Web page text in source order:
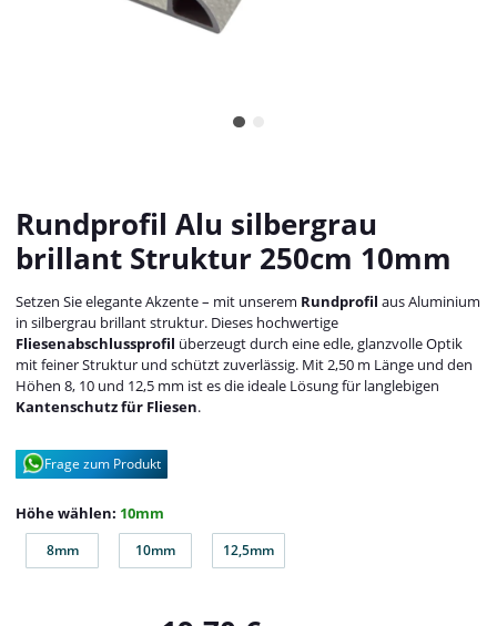
Rundprofil Alu silbergrau
brillant Struktur 250cm 10mm
Setzen Sie elegante Akzente – mit unserem Rundprofil aus Aluminium
in silbergrau brillant struktur. Dieses hochwertige
Fliesenabschlussprofil überzeugt durch eine edle, glanzvolle Optik
mit feiner Struktur und schützt zuverlässig. Mit 2,50 m Länge und den
Höhen 8, 10 und 12,5 mm ist es die ideale Lösung für langlebigen
Kantenschutz für Fliesen.
Frage zum Produkt
Höhe wählen: 10mm
8mm
8mm 10mm
10mm 12,5mm
12,5mm